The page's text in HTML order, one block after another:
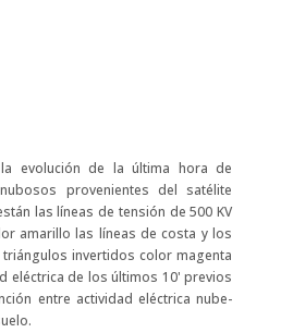
evolución de la última hora de
provenientes del satélite
las líneas de tensión de 500 KV
amarillo las líneas de costa y los
invertidos color magenta
eléctrica de los últimos 10' previos
entre actividad eléctrica nube-